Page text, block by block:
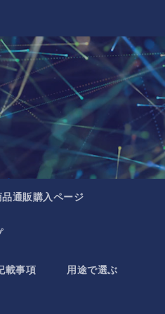
通販購入ページ
載事項 用途で選ぶ